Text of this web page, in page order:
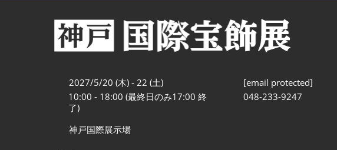
2027/5/20 (木) - 22 (土)
10:00 - 18:00 (最終日のみ17:00 終
了)
神戸国際展示場
[email protected]
048-233-9247